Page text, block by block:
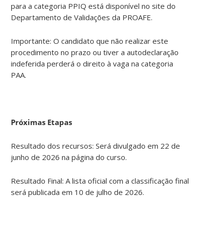
para a categoria PPIQ está disponível no site do
Departamento de Validações da PROAFE.
Importante: O candidato que não realizar este
procedimento no prazo ou tiver a autodeclaração
indeferida perderá o direito à vaga na categoria
PAA.
Próximas Etapas
Resultado dos recursos: Será divulgado em 22 de
junho de 2026 na página do curso.
Resultado Final: A lista oficial com a classificação final
será publicada em 10 de julho de 2026.